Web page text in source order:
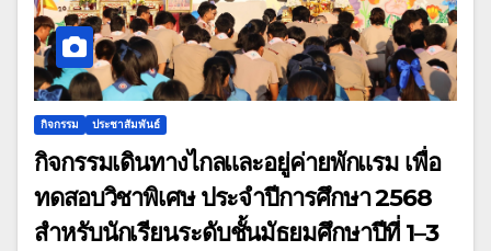
กิจกรรม ประชาสัมพันธ์
กิจกรรมเดินทางไกลและอยู่ค่ายพักแรม เพื่อ
ทดสอบวิชาพิเศษ ประจำปีการศึกษา 2568
สำหรับนักเรียนระดับชั้นมัธยมศึกษาปีที่ 1–3